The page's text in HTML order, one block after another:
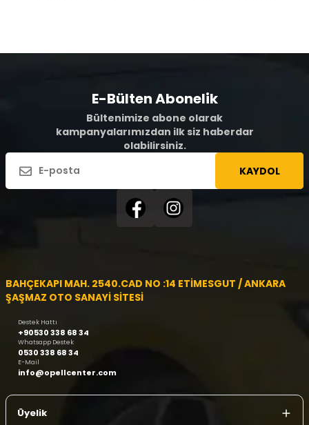
E-Bülten Abonelik
Bültenimize abone olarak
kampanyalarımızdan ilk siz haberdar
olabilirsiniz.
KAYDOL
BAHÇEKAPI MAH. 2540.CAD NO :14 ETİMESGUT / ANKARA
ŞAŞMAZ OTO SANAYİ SİTESİ
Destek Hattı
+90530 338 68 34
Whatsapp Destek
0530 338 68 34
E-Mail
info@opellcenter.com
Üyelik